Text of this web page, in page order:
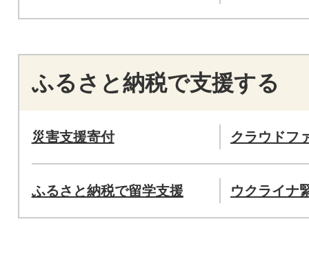
ふるさと納税で支援する
災害支援寄付 クラウドフ
ふるさと納税で留学支援 ウクライナ